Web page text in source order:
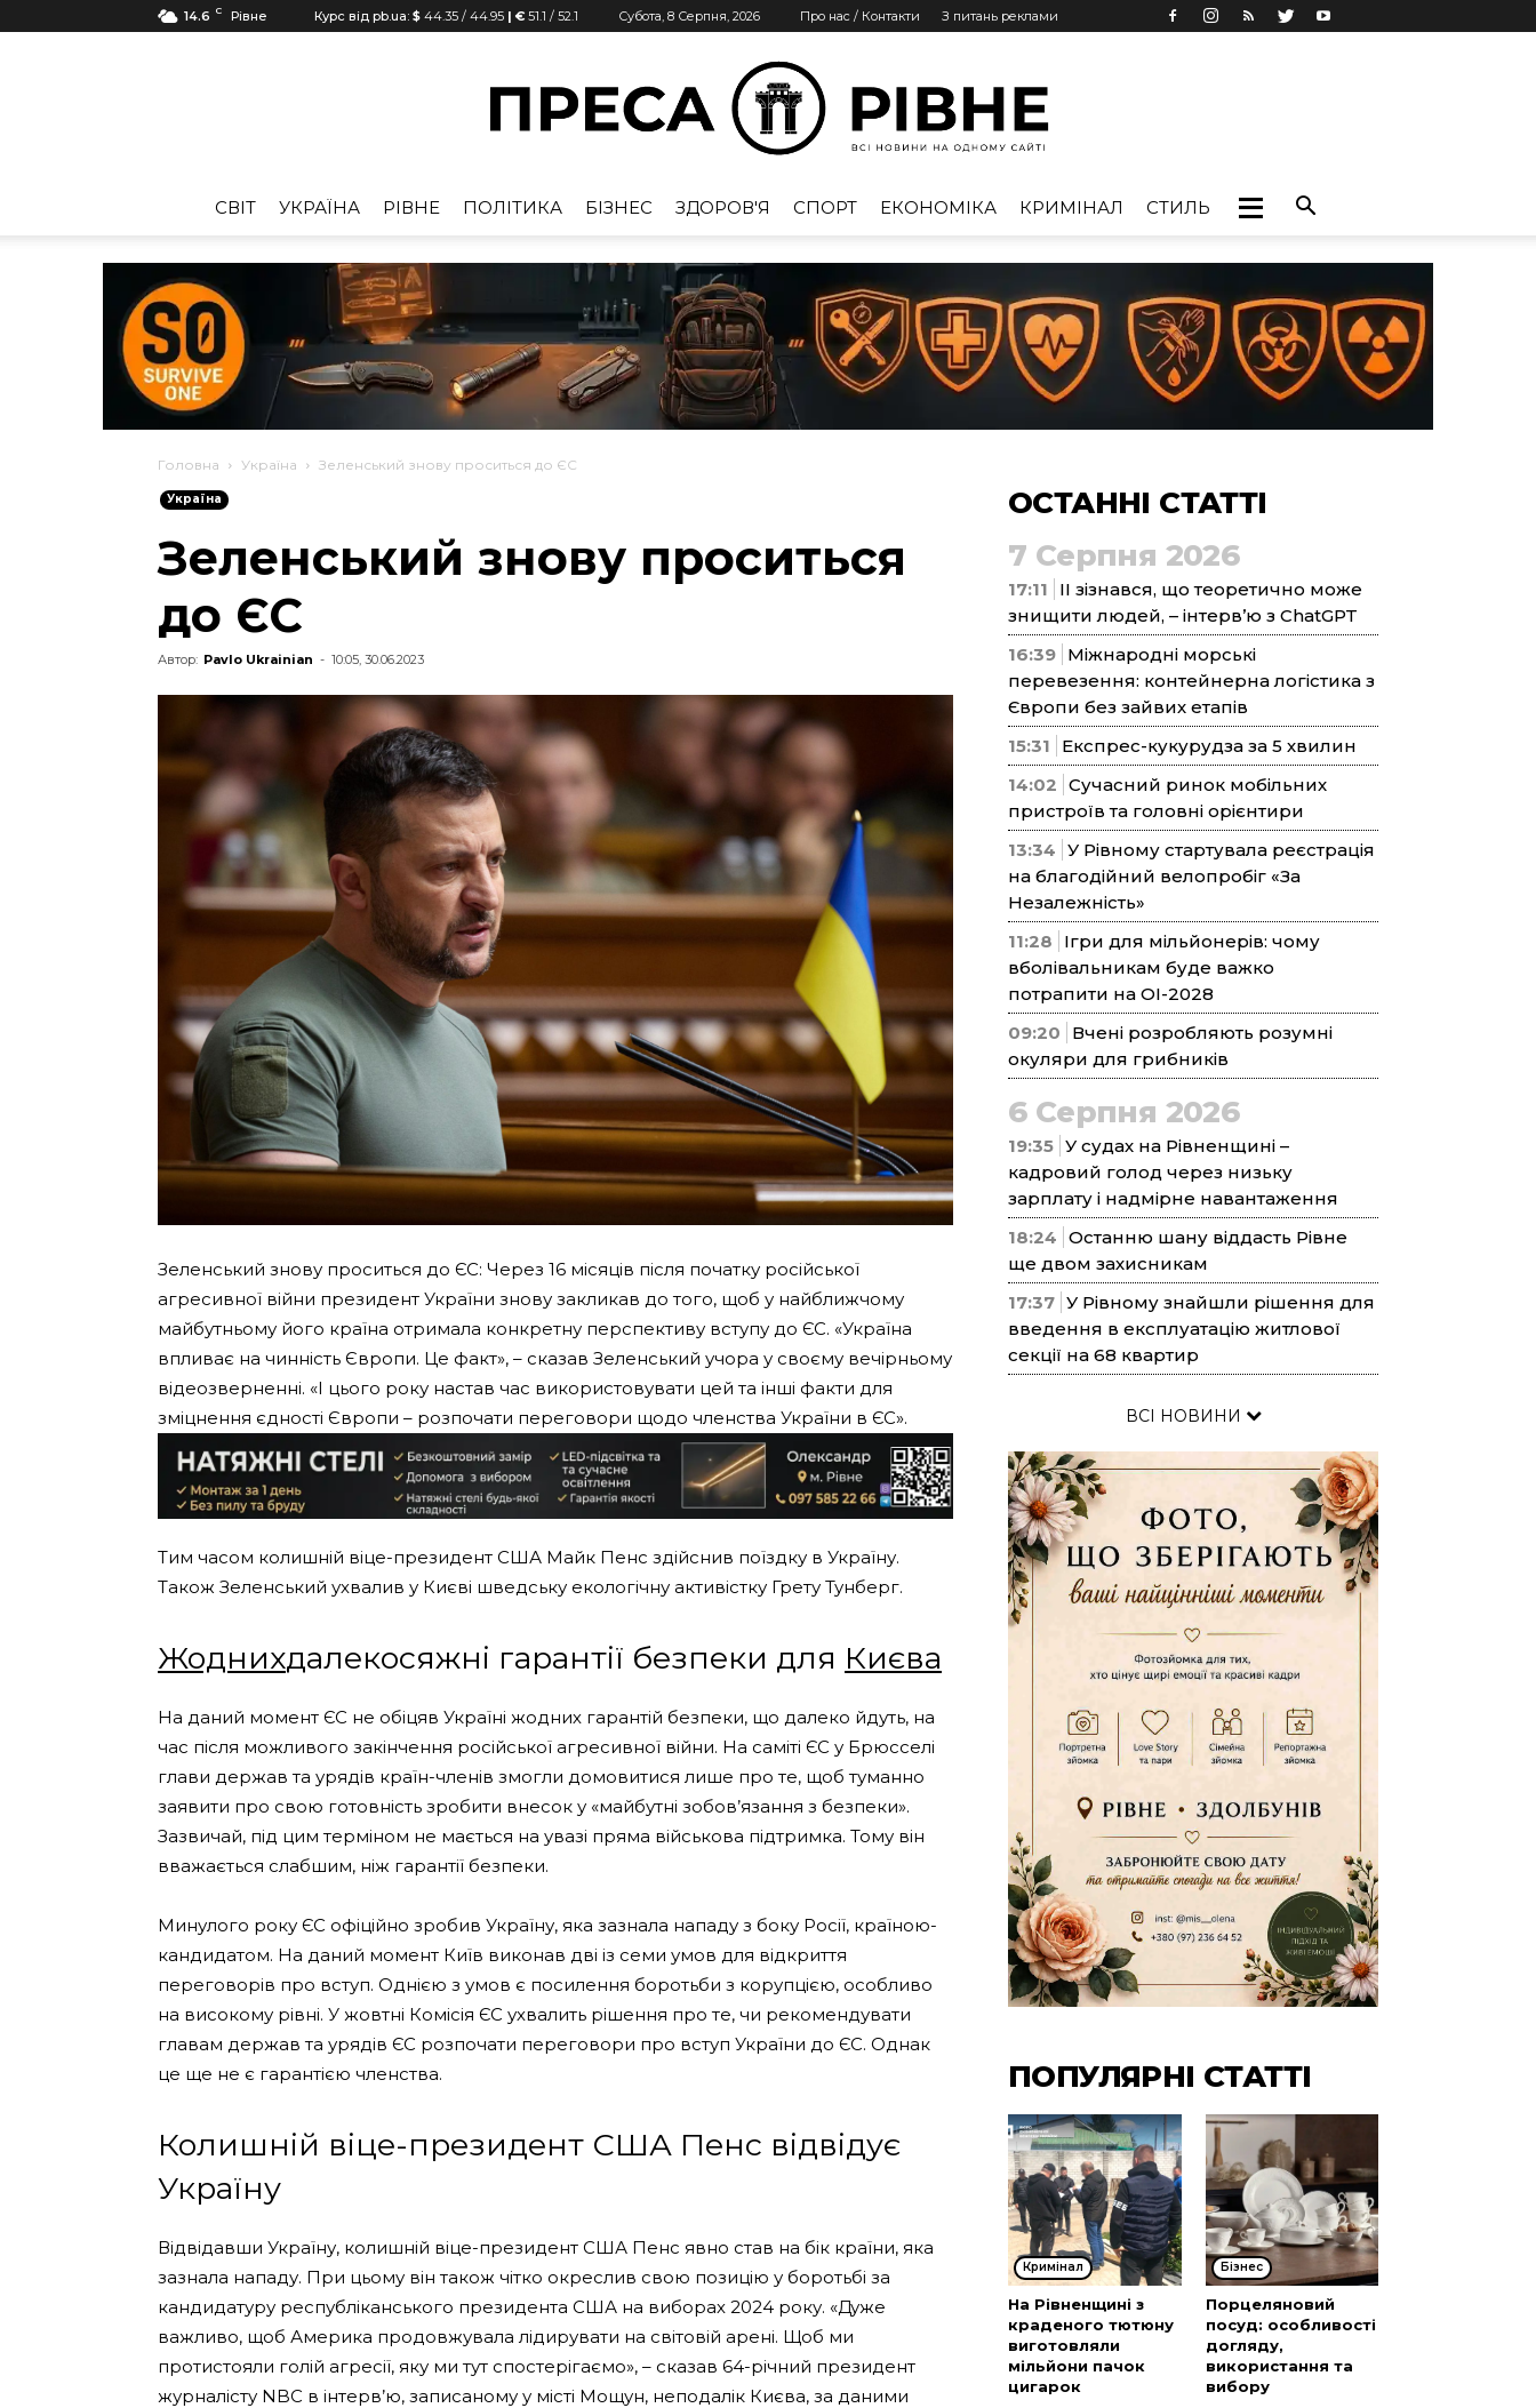
14.6 C Рівне Курс від pb.ua: $ 44.35 / 44.95 | € 51.1 / 52.1 Субота, 8 Серпня, 2026 Про нас / Контакти З питань реклами
Рівне
CВІТ УКРАЇНА РІВНЕ ПОЛІТИКА БІЗНЕС ЗДОРОВ'Я СПОРТ ЕКОНОМІКА КРИМІНАЛ СТИЛЬ
Головна Україна Зеленський знову проситься до ЄС
Україна
Зеленський знову проситься
до ЄС
Автор: Pavlo Ukrainian - 10:05, 30.06.2023
Зеленський знову проситься до ЄС: Через 16 місяців після початку російської
агресивної війни президент України знову закликав до того, щоб у найближчому
майбутньому його країна отримала конкретну перспективу вступу до ЄС. «Україна
впливає на чинність Європи. Це факт», – сказав Зеленський учора у своєму вечірньому
відеозверненні. «І цього року настав час використовувати цей та інші факти для
зміцнення єдності Європи – розпочати переговори щодо членства України в ЄС».
Тим часом колишній віце-президент США Майк Пенс здійснив поїздку в Україну.
Також Зеленський ухвалив у Києві шведську екологічну активістку Грету Тунберг.
Жоднихдалекосяжні гарантії безпеки для Києва
На даний момент ЄС не обіцяв Україні жодних гарантій безпеки, що далеко йдуть, на
час після можливого закінчення російської агресивної війни. На саміті ЄС у Брюсселі
глави держав та урядів країн-членів змогли домовитися лише про те, щоб туманно
заявити про свою готовність зробити внесок у «майбутні зобов’язання з безпеки».
Зазвичай, під цим терміном не мається на увазі пряма військова підтримка. Тому він
вважається слабшим, ніж гарантії безпеки.
Минулого року ЄС офіційно зробив Україну, яка зазнала нападу з боку Росії, країною-
кандидатом. На даний момент Київ виконав дві із семи умов для відкриття
переговорів про вступ. Однією з умов є посилення боротьби з корупцією, особливо
на високому рівні. У жовтні Комісія ЄС ухвалить рішення про те, чи рекомендувати
главам держав та урядів ЄС розпочати переговори про вступ України до ЄС. Однак
це ще не є гарантією членства.
Колишній віце-президент США Пенс відвідує
Україну
Відвідавши Україну, колишній віце-президент США Пенс явно став на бік країни, яка
зазнала нападу. При цьому він також чітко окреслив свою позицію у боротьбі за
кандидатуру республіканського президента США на виборах 2024 року. «Дуже
важливо, щоб Америка продовжувала лідирувати на світовій арені. Щоб ми
протистояли голій агресії, яку ми тут спостерігаємо», – сказав 64-річний президент
журналісту NBC в інтерв’ю, записаному у місті Мощун, неподалік Києва, за даними
ОСТАННІ СТАТТІ
7 Серпня 2026
17:11
ІІ зізнався, що теоретично може
знищити людей, – інтерв’ю з ChatGPT
16:39 Міжнародні морські
перевезення: контейнерна логістика з
Європи без зайвих етапів
15:31
Експрес-кукурудза за 5 хвилин
14:02 Сучасний ринок мобільних
пристроїв та головні орієнтири
13:34 У Рівному стартувала реєстрація
на благодійний велопробіг «За
Незалежність»
11:28
Ігри для мільйонерів: чому
вболівальникам буде важко
потрапити на ОІ-2028
09:20
Вчені розробляють розумні
окуляри для грибників
6 Серпня 2026
19:35 У судах на Рівненщині –
кадровий голод через низьку
зарплату і надмірне навантаження
18:24 Останню шану віддасть Рівне
ще двом захисникам
17:37 У Рівному знайшли рішення для
введення в експлуатацію житлової
секції на 68 квартир
ВСІ НОВИНИ
ПОПУЛЯРНІ СТАТТІ
Кримінал
На Рівненщині з
краденого тютюну
виготовляли
мільйони пачок
цигарок
Бізнес
Порцеляновий
посуд: особливості
догляду,
використання та
вибору